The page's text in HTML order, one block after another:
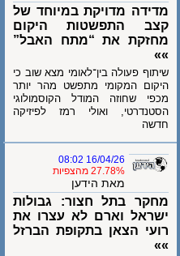
מדידה מדויקת במיוחד של
קצב התפשטות היקום
מחזקת את “מתח האבל”
שיתוף פעולה בין־לאומי מצא שוב כי
היקום המקומי מתפשט מהר יותר
מכפי שחוזה המודל הקוסמולוגי
הסטנדרטי, ואולי רמז לפיזיקה
חדשה
16/04/26 08:02
27.78% מהצפיות
מאת הידען
מחקר בתל חצור: גבולות
ישראל וארם לא עצרו את
רועי הצאן בתקופת הברזל